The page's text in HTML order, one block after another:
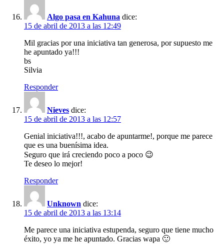
Algo pasa en Kahuna dice:
15 de abril de 2013 a las 12:49
Mil gracias por una iniciativa tan generosa, por supuesto me
he apuntado ya!!!
bs
Silvia
Responder
Nieves dice:
15 de abril de 2013 a las 12:57
Genial iniciativa!!!, acabo de apuntarme!, porque me parece
que es una buenísima idea.
Seguro que irá creciendo poco a poco 😉
Te deseo lo mejor!
Responder
Unknown dice:
15 de abril de 2013 a las 13:14
Me parece una iniciativa estupenda, seguro que tiene mucho
éxito, yo ya me he apuntado. Gracias wapa 🙂